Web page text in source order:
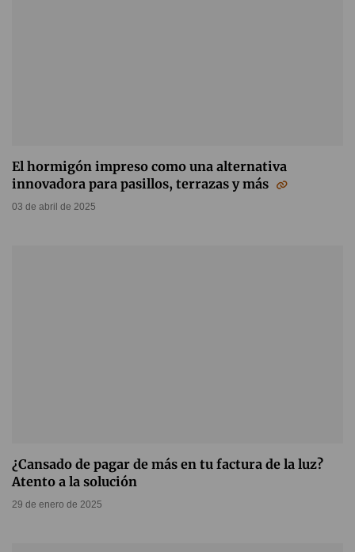
El hormigón impreso como una alternativa
innovadora para pasillos, terrazas y más
03 de abril de 2025
¿Cansado de pagar de más en tu factura de la luz?
Atento a la solución
29 de enero de 2025